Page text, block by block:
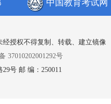
中国教育考试网
授权不得复制、转载、建立镜像
37010202001292号
号 邮 编：250011